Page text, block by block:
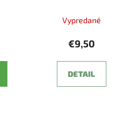
Vypredané
€9,50
DETAIL